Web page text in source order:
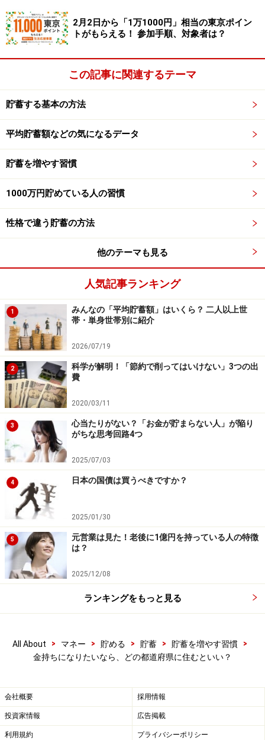
まとめ
「収入が高い都道府県」と「物価が安い都道府県」の両
では、愛知県に住むことで、お金を貯めやすいといえる
でしょう。
あなたが本当に「お金」を手に入れたいのであれば、住
む場所は収入に多大な影響を与えます。「お金がないと
不幸になる」なんて論文（4）もあるくらいです。だか
ら、幸せな暮らしを求めている人は、一度真剣に考えて
みてはいかがでしょうか。
（1）論文：Raj Chetty, Nathaniel Hendren, Patrick Kline,
and Emmanuel Saez, 2014, “Where is the Land of
Opportunity? The Geography of Intergenerational
Mobility in the United States”
（2）調査：厚生労働省, 2022, “令和3年賃金構造基本統
計調査 結果の概況”
（3）調査：総務省, 2021, “消費者物価地域差指数―小売
物価統計調査（構造編）2020年（令和2年）結果―”
（4）論文：Kostadin Kushlev, Elizabeth W. Dunn, and
Richard E. Lucas, 2015, “Higher Income Is Associated With
Less Daily Sadness but not More Daily Happiness”, Social
Psychological and Personality Science, 6(5)m pp. 483-
489
【動画も見てね！】
2月2日から「1万1000円」相当の東京ポイン
トがもらえる！ 参加手順、対象者は？
この記事に関連するテーマ
貯蓄する基本の方法
平均貯蓄額などの気になるデータ
貯蓄を増やす習慣
1000万円貯めている人の習慣
性格で違う貯蓄の方法
他のテーマも見る
人気記事ランキング
1
みんなの「平均貯蓄額」はいくら？ 二人以上世
帯・単身世帯別に紹介
2026/07/19
2
科学が解明！「節約で削ってはいけない」3つの出
費
2020/03/11
3
心当たりがない？「お金が貯まらない人」が陥り
がちな思考回路4つ
2025/07/03
4 日本の国債は買うべきですか？
2025/01/30
5
元営業は見た！老後に1億円を持っている人の特徴
は？
2025/12/08
ランキングをもっと見る
All About > マネー > 貯める > 貯蓄 > 貯蓄を増やす習慣
>
金持ちになりたいなら、どの都道府県に住むといい？
会社概要 採用情報
投資家情報 広告掲載
利用規約 プライバシーポリシー